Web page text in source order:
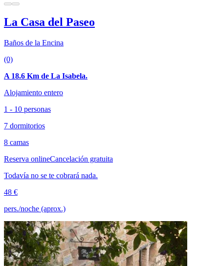
La Casa del Paseo
Baños de la Encina
(0)
A 18.6 Km de La Isabela.
Alojamiento entero
1 - 10 personas
7 dormitorios
8 camas
Reserva onlineCancelación gratuita
Todavía no se te cobrará nada.
48 €
pers./noche (aprox.)